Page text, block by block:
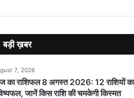
बड़ी ख़बर
7, 2026
का राशिफल 8 अगस्त 2026: 12 राशियों
जानें किस राशि की चमकेगी किस्मत